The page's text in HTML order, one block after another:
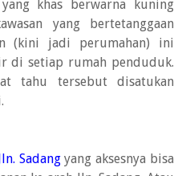
khas berwarna kuning
yang bertetanggaan
(kini jadi perumahan) ini
di setiap rumah penduduk.
tahu tersebut disatukan
Sadangyang aksesnya bisa